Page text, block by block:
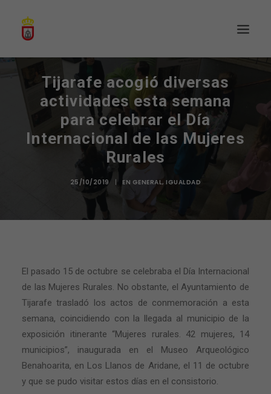
Tijarafe acogió diversas
actividades esta semana
para celebrar el Día
Internacional de las Mujeres
Rurales
25/10/2019 | EN GENERAL,IGUALDAD
El pasado 15 de octubre se celebraba el Día Internacional
de las Mujeres Rurales. No obstante, el Ayuntamiento de
Tijarafe trasladó los actos de conmemoración a esta
semana, coincidiendo con la llegada al municipio de la
exposición itinerante “Mujeres rurales. 42 mujeres, 14
municipios”, inaugurada en el Museo Arqueológico
Benahoarita, en Los Llanos de Aridane, el 11 de octubre
y que se pudo visitar estos días en el consistorio.